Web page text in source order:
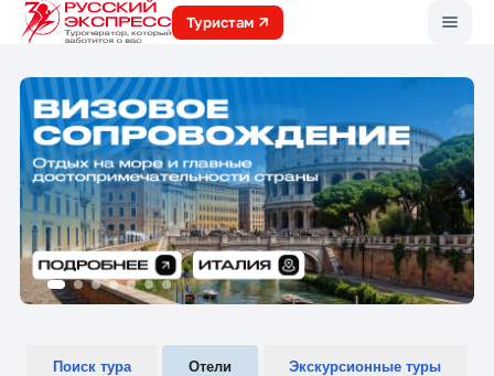
Туристам
Поиск тура Отели Экскурсионные туры